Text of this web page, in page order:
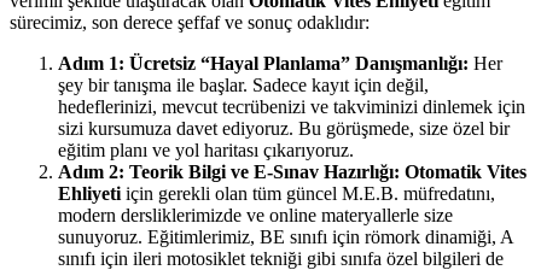
sürecimiz, son derece şeffaf ve sonuç odaklıdır:
Adım 1: Ücretsiz “Hayal Planlama” Danışmanlığı: Her
şey bir tanışma ile başlar. Sadece kayıt için değil,
hedeflerinizi, mevcut tecrübenizi ve takviminizi dinlemek için
sizi kursumuza davet ediyoruz. Bu görüşmede, size özel bir
eğitim planı ve yol haritası çıkarıyoruz.
Adım 2: Teorik Bilgi ve E-Sınav Hazırlığı: Otomatik Vites
Ehliyeti için gerekli olan tüm güncel M.E.B. müfredatını,
modern dersliklerimizde ve online materyallerle size
sunuyoruz. Eğitimlerimiz, BE sınıfı için römork dinamiği, A
sınıfı için ileri motosiklet tekniği gibi sınıfa özel bilgileri de